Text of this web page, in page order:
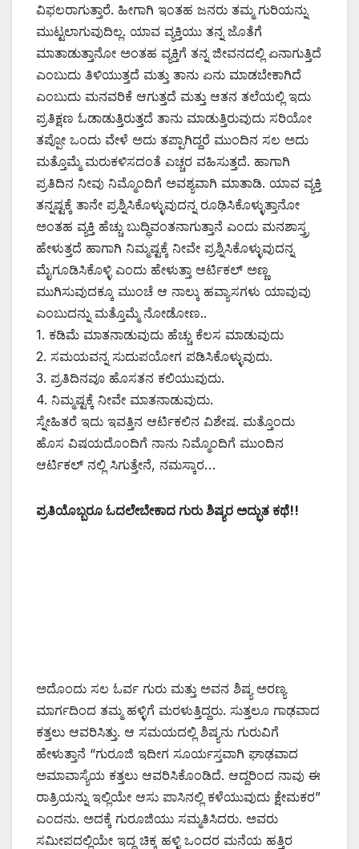
ವಿಫಲರಾಗುತ್ತಾರೆ. ಹೀಗಾಗಿ ಇಂತಹ ಜನರು ತಮ್ಮ ಗುರಿಯನ್ನು
ಮುಟ್ಟಲಾಗುವುದಿಲ್ಲ. ಯಾವ ವ್ಯಕ್ತಿಯು ತನ್ನ ಜೊತೆಗೆ
ಮಾತಾಡುತ್ತಾನೋ ಅಂತಹ ವ್ಯಕ್ತಿಗೆ ತನ್ನ ಜೀವನದಲ್ಲಿ ಏನಾಗುತ್ತಿದೆ
ಎಂಬುದು ತಿಳಿಯುತ್ತದೆ ಮತ್ತು ತಾನು ಏನು ಮಾಡಬೇಕಾಗಿದೆ
ಎಂಬುದು ಮನವರಿಕೆ ಆಗುತ್ತದೆ ಮತ್ತು ಆತನ ತಲೆಯಲ್ಲಿ ಇದು
ಪ್ರತಿಕ್ಷಣ ಓಡಾಡುತ್ತಿರುತ್ತದೆ ತಾನು ಮಾಡುತ್ತಿರುವುದು ಸರಿಯೋ
ತಪ್ಪೋ ಒಂದು ವೇಳೆ ಅದು ತಪ್ಪಾಗಿದ್ದರೆ ಮುಂದಿನ ಸಲ ಅದು
ಮತ್ತೊಮ್ಮೆ ಮರುಕಳಿಸದಂತೆ ಎಚ್ಚರ ವಹಿಸುತ್ತದೆ. ಹಾಗಾಗಿ
ಪ್ರತಿದಿನ ನೀವು ನಿಮ್ಮೊಂದಿಗೆ ಅವಶ್ಯವಾಗಿ ಮಾತಾಡಿ. ಯಾವ ವ್ಯಕ್ತಿ
ತನ್ನಷ್ಟಕ್ಕೆ ತಾನೇ ಪ್ರಶ್ನಿಸಿಕೊಳ್ಳುವುದನ್ನ ರೂಢಿಸಿಕೊಳ್ಳುತ್ತಾನೋ
ಅಂತಹ ವ್ಯಕ್ತಿ ಹೆಚ್ಚು ಬುದ್ಧಿವಂತನಾಗುತ್ತಾನೆ ಎಂದು ಮನಶಾಸ್ತ್ರ
ಹೇಳುತ್ತದೆ ಹಾಗಾಗಿ ನಿಮ್ಮಷ್ಟಕ್ಕೆ ನೀವೇ ಪ್ರಶ್ನಿಸಿಕೊಳ್ಳುವುದನ್ನ
ಮೈಗೂಡಿಸಿಕೊಳ್ಳಿ ಎಂದು ಹೇಳುತ್ತಾ ಆರ್ಟಿಕಲ್ ಅಣ್ಣ
ಮುಗಿಸುವುದಕ್ಕೂ ಮುಂಚೆ ಆ ನಾಲ್ಕು ಹವ್ಯಾಸಗಳು ಯಾವುವು
ಎಂಬುದನ್ನು ಮತ್ತೊಮ್ಮೆ ನೋಡೋಣ..
1. ಕಡಿಮೆ ಮಾತನಾಡುವುದು ಹೆಚ್ಚು ಕೆಲಸ ಮಾಡುವುದು
2. ಸಮಯವನ್ನ ಸುದುಪಯೋಗ ಪಡಿಸಿಕೊಳ್ಳುವುದು.
3. ಪ್ರತಿದಿನವೂ ಹೊಸತನ ಕಲಿಯುವುದು.
4. ನಿಮ್ಮಷ್ಟಕ್ಕೆ ನೀವೇ ಮಾತನಾಡುವುದು.
ಸ್ನೇಹಿತರೆ ಇದು ಇವತ್ತಿನ ಆರ್ಟಿಕಲಿನ ವಿಶೇಷ. ಮತ್ತೊಂದು
ಹೊಸ ವಿಷಯದೊಂದಿಗೆ ನಾನು ನಿಮ್ಮೊಂದಿಗೆ ಮುಂದಿನ
ಆರ್ಟಿಕಲ್ ನಲ್ಲಿ ಸಿಗುತ್ತೇನೆ, ನಮಸ್ಕಾರ…
ಪ್ರತಿಯೊಬ್ಬರೂ ಓದಲೇಬೇಕಾದ ಗುರು ಶಿಷ್ಯರ ಅದ್ಭುತ ಕಥೆ!!
ಅದೊಂದು ಸಲ ಓರ್ವ ಗುರು ಮತ್ತು ಅವನ ಶಿಷ್ಯ ಅರಣ್ಯ
ಮಾರ್ಗದಿಂದ ತಮ್ಮ ಹಳ್ಳಿಗೆ ಮರಳುತ್ತಿದ್ದರು. ಸುತ್ತಲೂ ಗಾಢವಾದ
ಕತ್ತಲು ಆವರಿಸಿತ್ತು. ಆ ಸಮಯದಲ್ಲಿ ಶಿಷ್ಯನು ಗುರುವಿಗೆ
ಹೇಳುತ್ತಾನೆ “ಗುರೂಜಿ ಇದೀಗ ಸೂರ್ಯಸ್ತವಾಗಿ ಘಾಢವಾದ
ಅಮಾವಾಸ್ಯೆಯ ಕತ್ತಲು ಆವರಿಸಿಕೊಂಡಿದೆ. ಆದ್ದರಿಂದ ನಾವು ಈ
ರಾತ್ರಿಯನ್ನು ಇಲ್ಲಿಯೇ ಆಸು ಪಾಸಿನಲ್ಲಿ ಕಳೆಯುವುದು ಕ್ಷೇಮಕರ”
ಎಂದನು. ಅದಕ್ಕೆ ಗುರೂಜಿಯು ಸಮ್ಮತಿಸಿದರು. ಅವರು
ಸಮೀಪದಲ್ಲಿಯೇ ಇದ್ದ ಚಿಕ್ಕ ಹಳ್ಳಿ ಒಂದರ ಮನೆಯ ಹತ್ತಿರ